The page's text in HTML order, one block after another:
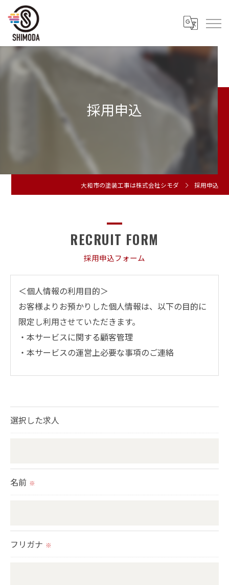
採用申込
大和市の塗装工事は株式会社シモダ 採用申込
採用申込フォーム
RECRUIT FORM
＜個人情報の利用目的＞
お客様よりお預かりした個人情報は、以下の目的に
限定し利用させていただきます。
・本サービスに関する顧客管理
・本サービスの運営上必要な事項のご連絡
られた場合を除き、
＜個人情報の委託について＞
選択した求人
名前 ※
フリガナ ※